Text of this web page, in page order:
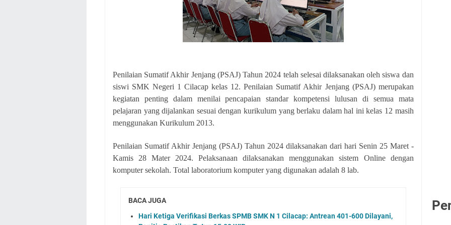
Penilaian Sumatif Akhir Jenjang (PSAJ) Tahun 2024 telah selesai dilaksanakan oleh siswa dan
siswi SMK Negeri 1 Cilacap kelas 12.Penilaian Sumatif Akhir Jenjang (PSAJ) merupakan
kegiatan penting dalam menilai pencapaian standar kompetensi lulusan di semua mata
pelajaran yang dijalankan sesuai dengan kurikulum yang berlaku dalam hal ini kelas 12 masih
menggunakan Kurikulum 2013.
Penilaian Sumatif Akhir Jenjang (PSAJ) Tahun 2024 dilaksanakan dari hari Senin 25 Maret -
Kamis 28 Mater 2024. Pelaksanaan dilaksanakan menggunakan sistem Online dengan
komputer sekolah. Total laboratorium komputer yang digunakan adalah 8 lab.
BACA JUGA
Hari Ketiga Verifikasi Berkas SPMB SMK N 1 Cilacap: Antrean 401-600 Dilayani,